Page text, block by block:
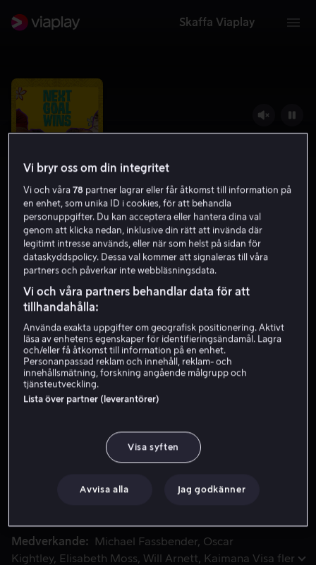
Skaffa Viaplay
Next Goal Wins
6.5 Drama Komedi 2023 1 h 39 min
HD
Hyr 55 kr
Köp 159 kr
Se trailer
En varm verklighetsbaserad underdogkomedi följer
En varm verklighetsbaserad underdogkomedi följer
31-0-förlust i Fifa World Cup 2001. Inför kvalet till nästa
han ska göra världens sämsta fotbollslag till vinnare.
Medverkande Michael Fassbender Oscar
Kightley
Elisabeth Moss Will Arnett Kaimana Visa fler
Vi bryr oss om din integritet
Vi och våra78 partner lagrar eller får åtkomst till information på
en enhet, som unika ID i cookies, för att behandla
personuppgifter. Du kan acceptera eller hantera dina val
genom att klicka nedan, inklusive din rätt att invända där
legitimt intresse används, eller när som helst på sidan för
dataskyddspolicy. Dessa val kommer att signaleras till våra
partners och påverkar inte webbläsningsdata.
Vi och våra partners behandlar data för att
tillhandahålla:
Använda exakta uppgifter om geografisk positionering. Aktivt
läsa av enhetens egenskaper för identifieringsändamål. Lagra
och/eller få åtkomst till information på en enhet.
Personanpassad reklam och innehåll, reklam- och
innehållsmätning, forskning angående målgrupp och
tjänsteutveckling.
Lista över partner (leverantörer)
Visa syften
Avvisa alla Jag godkänner